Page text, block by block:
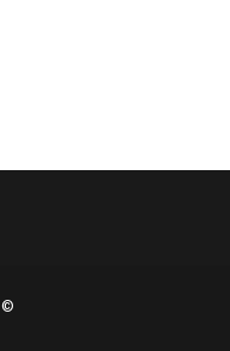
© 2023 جاودان.